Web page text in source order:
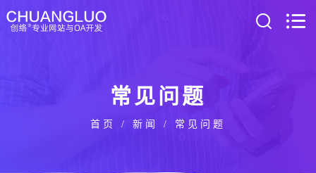
常见问题
首页 / 新闻 / 常见问题